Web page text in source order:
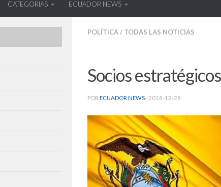
CATEGORIAS ECUADOR NEWS
POLÍTICA/ TODAS LAS NOTICIAS
Socios
POR ECUADOR NEWS · 2018-12-28